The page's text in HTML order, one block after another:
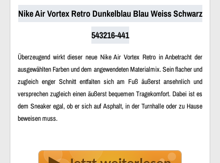
Nike Air Vortex Retro Dunkelblau Blau Weiss Schwarz
543216-441
Überzeugend wirkt dieser neue Nike Air Vortex Retro in Anbetracht der
ausgewählten Farben und dem angewendeten Materialmix. Sein flacher und
zugleich enger Schnitt entfalten sich am Fuß äußerst ansehnlich und
versprechen zugleich einen äußerst bequemen Tragekomfort. Dabei ist es
dem Sneaker egal, ob er sich auf Asphalt, in der Turnhalle oder zu Hause
beweisen muss.